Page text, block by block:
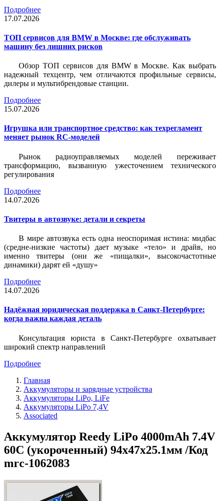
Подробнее
17.07.2026
ТОП сервисов для BMW в Москве: где обслуживать
машину без лишних рисков
Обзор ТОП сервисов для BMW в Москве. Как выбрать
надежный техцентр, чем отличаются профильные сервисы,
дилеры и мультибрендовые станции.
Подробнее
15.07.2026
Игрушка или транспортное средство: как техрегламент
меняет рынок RC-моделей
Рынок радиоуправляемых моделей переживает
трансформацию, вызванную ужесточением технического
регулирования
Подробнее
14.07.2026
Твитеры в автозвуке: детали и секреты
В мире автозвука есть одна неоспоримая истина: мидбас
(средне-низкие частоты) дает музыке «тело» и драйв, но
именно твитеры (они же «пищалки», высокочастотные
динамики) дарят ей «душу»
Подробнее
14.07.2026
Надёжная юридическая поддержка в Санкт-Петербурге:
когда важна каждая деталь
Консультация юриста в Санкт-Петербурге охватывает
широкий спектр направлений
Подробнее
Главная
Аккумуляторы и зарядные устройства
Аккумуляторы LiPo, LiFe
Аккумуляторы LiPo 7,4V
Associated
Аккумулятор Reedy LiPo 4000mAh 7.4V
60C (укороченный) 94x47x25.1мм /Код
mrc-1062083